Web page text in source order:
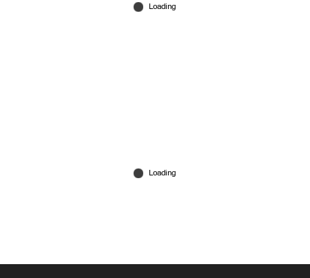
അരനൂറ്റാണ്ട് മുന്‍പ് ഒന്നിച്ചു പഠിച്ചു; കൗതുകമായി
ഒരു സ്കൂള്‍ റിയൂണിയന്‍